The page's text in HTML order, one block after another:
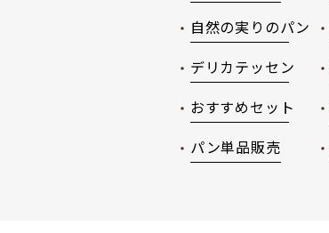
自然の実りのパン
デリカテッセン
おすすめセット
パン単品販売